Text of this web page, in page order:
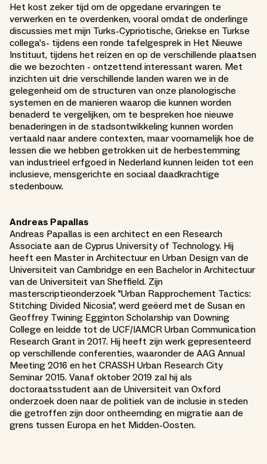
Het kost zeker tijd om de opgedane ervaringen te
verwerken en te overdenken, vooral omdat de onderlinge
discussies met mijn Turks-Cypriotische, Griekse en Turkse
collega's- tijdens een ronde tafelgesprek in Het Nieuwe
Instituut, tijdens het reizen en op de verschillende plaatsen
die we bezochten - ontzettend interessant waren. Met
inzichten uit drie verschillende landen waren we in de
gelegenheid om de structuren van onze planologische
systemen en de manieren waarop die kunnen worden
benaderd te vergelijken, om te bespreken hoe nieuwe
benaderingen in de stadsontwikkeling kunnen worden
vertaald naar andere contexten, maar voornamelijk hoe de
lessen die we hebben getrokken uit de herbestemming
van industrieel erfgoed in Nederland kunnen leiden tot een
inclusieve, mensgerichte en sociaal daadkrachtige
stedenbouw.
Andreas Papallas
Andreas Papallas is een architect en een Research
Associate aan de Cyprus University of Technology. Hij
heeft een Master in Architectuur en Urban Design van de
Universiteit van Cambridge en een Bachelor in Architectuur
van de Universiteit van Sheffield. Zijn
masterscriptieonderzoek "Urban Rapprochement Tactics:
Stitching Divided Nicosia", werd geëerd met de Susan en
Geoffrey Twining Egginton Scholarship van Downing
College en leidde tot de UCF/IAMCR Urban Communication
Research Grant in 2017. Hij heeft zijn werk gepresenteerd
op verschillende conferenties, waaronder de AAG Annual
Meeting 2016 en het CRASSH Urban Research City
Seminar 2015. Vanaf oktober 2019 zal hij als
doctoraatsstudent aan de Universiteit van Oxford
onderzoek doen naar de politiek van de inclusie in steden
die getroffen zijn door ontheemding en migratie aan de
grens tussen Europa en het Midden-Oosten.